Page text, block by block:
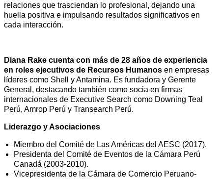
relaciones que trasciendan lo profesional, dejando una
huella positiva e impulsando resultados significativos en
cada interacción.
Diana Rake cuenta con más de 28 años de experiencia
en roles ejecutivos de Recursos Humanos en empresas
líderes como Shell y Antamina. Es fundadora y Gerente
General, destacando también como socia en firmas
internacionales de Executive Search como Downing Teal
Perú, Amrop Perú y Transearch Perú.
Liderazgo y Asociaciones
Miembro del Comité de Las Américas del AESC (2017).
Presidenta del Comité de Eventos de la Cámara Perú
Canadá (2003-2010).
Vicepresidenta de la Cámara de Comercio Peruano-